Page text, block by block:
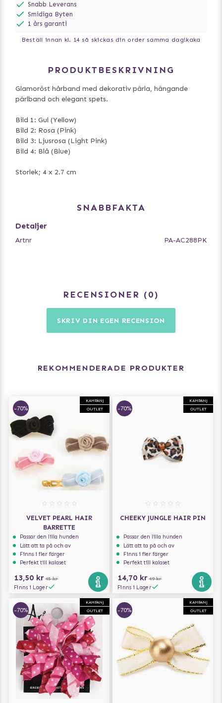
Snabb Leverans
Smidiga Byten
1 års garanti
Beställ innan kl. 14 så skickas din order samma dag!kaka
PRODUKTBESKRIVNING
Glamoröst hårband med dekorativ pärla, hängande
pärlband och elegant spets.
Bild 1: Gul (Yellow)
Bild 2: Rosa (Pink)
Bild 3: Ljusrosa (Light Pink)
Bild 4: Blå (Blue)
Storlek; 4 x 2.7 cm
SNABBFAKTA
Detaljer
Artnr PA-AC288PK
RECENSIONER 0
SKRIV DIN EGEN RECENSION
REKOMMENDERADE PRODUKTER
KAMPANJ
OUTLET
-70%
VELVET PEARL HAIR
BARRETTE
Passar den lilla hunden
Lätt att ta på och av
Finns i fler färger
Perfekt till kalaset
13,50 kr 45 kr
Finns i Lager
KAMPANJ
OUTLET
-70%
CHEEKY JUNGLE HAIR PIN
Passar den lilla hunden
Lätt att ta på och av
Finns i fler färger
Perfekt till kalaset
14,70 kr 49 kr
Finns i Lager
KAMPANJ
OUTLET
-70%
KAMPANJ
OUTLET
-70%